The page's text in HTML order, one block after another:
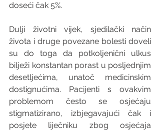
doseći čak 5%.
Dulji životni vijek, sjedilački način
života i druge povezane bolesti doveli
su do toga da potkoljenični ulkus
bilježi konstantan porast u posljednjim
desetljećima, unatoč medicinskim
dostignućima. Pacijenti s ovakvim
problemom često se osjećaju
stigmatizirano, izbjegavajući čak i
posjete liječniku zbog osjećaja